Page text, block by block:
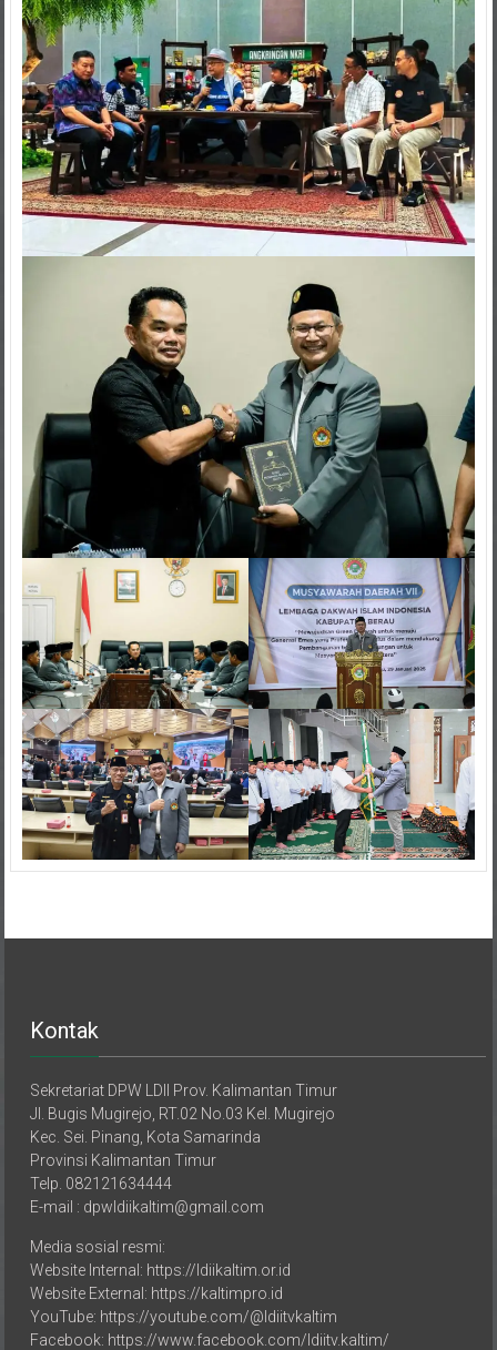
Jl. Bugis Mugirejo, RT.02 No.03 Kel. Mugirejo
Kec. Sei. Pinang, Kota Samarinda
Provinsi Kalimantan Timur
Telp. 082121634444
E-mail : dpwldiikaltim@gmail.com
Website Internal: https://ldiikaltim.or.id
Website External: https://kaltimpro.id
YouTube: https://youtube.com/@ldiitvkaltim
Facebook: https://www.facebook.com/ldiitv.kaltim/
TikTok: https://tiktok.com/@ldiitvkaltim